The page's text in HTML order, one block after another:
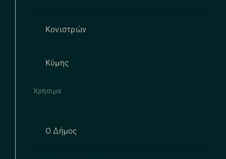
Κονιστρών
Κύμης
Χρήσιμα
Ο Δήμος